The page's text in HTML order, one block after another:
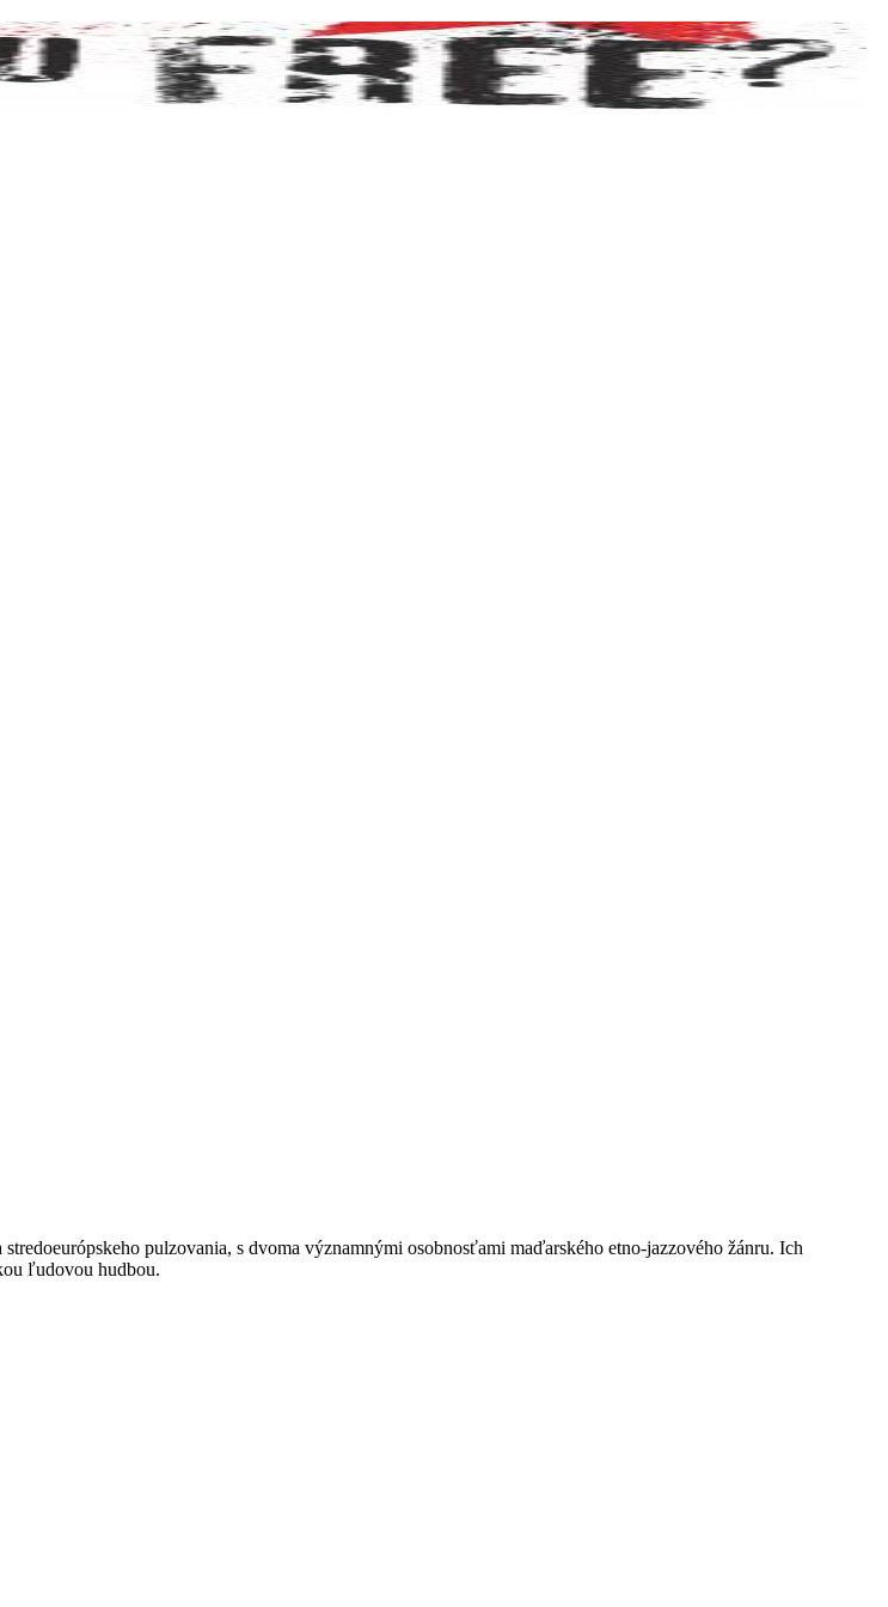
pulzovania, s dvoma významnými osobnosťami maďarského etno-jazzového žánru. Ich
ľudovou hudbou.